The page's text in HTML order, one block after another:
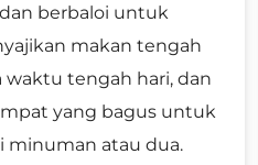
berbaloi untuk
makan tengah
waktu tengah hari, dan
yang bagus untuk
atau dua.